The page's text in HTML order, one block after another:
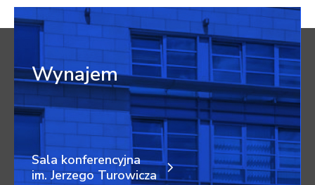
Wynajem
Sala konferencyjna
im. Jerzego Turowicza